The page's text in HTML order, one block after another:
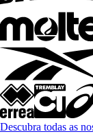
Descubra todas as